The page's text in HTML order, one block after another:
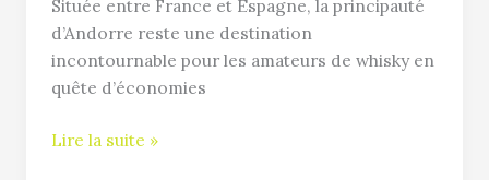
Située entre France et Espagne, la principauté
d’Andorre reste une destination
incontournable pour les amateurs de whisky en
quête d’économies
meilleures
offres
et
conseils
pour
Lire la suite »